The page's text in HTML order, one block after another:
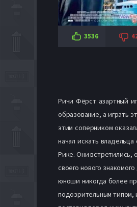
3536
Ричи Фёрст азартный
образование, а играть
этим соперником
начал искать
Рике. Они встретились,
своего нового
юноши никогда более
подозрительным типом,